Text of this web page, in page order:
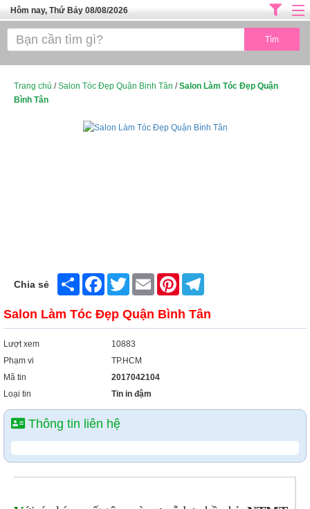
Hôm nay, Thứ Bảy 08/08/2026
Trang chủ
SPA TPHCM
Trang chủ /Salon Tóc Đẹp Quận Binh Tân /Salon Làm Tóc Đẹp Quận
Bình Tân
Chia sẻ Share FacebookTwitter Email Pinterest
Salon Làm Tóc Đẹp Quận Bình Tân
Lượt xem
10883
Phạm vi
TP.HCM
Mã tin
2017042104
Loại tin
Tin in đậm
Thông tin liên hệ